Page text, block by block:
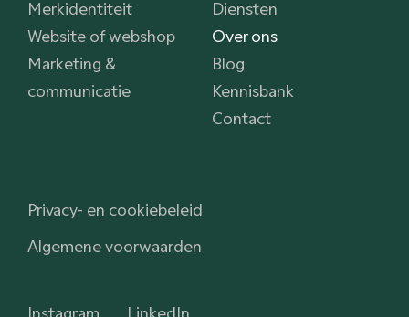
Merkidentiteit
Website of webshop
Marketing &
communicatie
Diensten
Over ons
Blog
Kennisbank
Contact
Privacy- en cookiebeleid
Algemene voorwaarden
Instagram LinkedIn